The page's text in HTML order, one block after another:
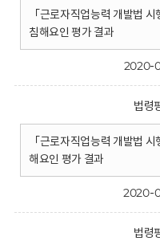
「근로자직업능력 개발법
침해요인 평가 결과
2020-
법령
「근로자직업능력 개발법
해요인 평가 결과
2020-
법령